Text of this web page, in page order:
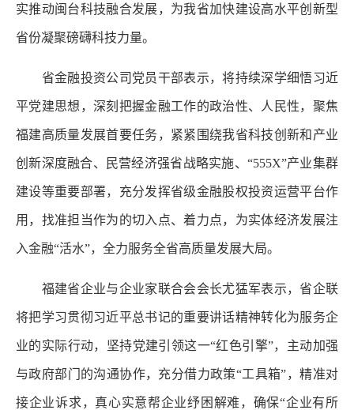
实推动闽台科技融合发展，为我省加快建设高水平创新型
省份凝聚磅礴科技力量。
省金融投资公司党员干部表示，将持续深学细悟习近
平党建思想，深刻把握金融工作的政治性、人民性，聚焦
福建高质量发展首要任务，紧紧围绕我省科技创新和产业
创新深度融合、民营经济强省战略实施、“555X”产业集群
建设等重要部署，充分发挥省级金融股权投资运营平台作
用，找准担当作为的切入点、着力点，为实体经济发展注
入金融“活水”，全力服务全省高质量发展大局。
福建省企业与企业家联合会会长尤猛军表示，省企联
将把学习贯彻习近平总书记的重要讲话精神转化为服务企
业的实际行动，坚持党建引领这一“红色引擎”，主动加强
与政府部门的沟通协作，充分借力政策“工具箱”，精准对
接企业诉求，真心实意帮企业纾困解难，确保“企业有所